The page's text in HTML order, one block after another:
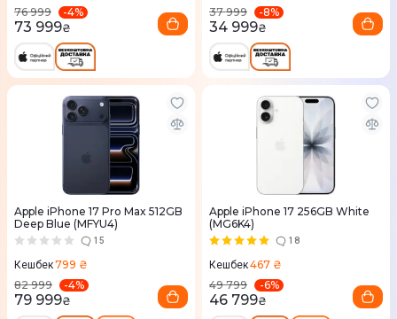
76 999
-4%
73 999₴
37 999
-8%
34 999₴
Apple iPhone 17 Pro Max 512GB
Deep Blue (MFYU4)
15
Кешбек799 ₴
82 999
-4%
79 999₴
Apple iPhone 17 256GB White
(MG6K4)
18
Кешбек467 ₴
49 799
-6%
46 799₴